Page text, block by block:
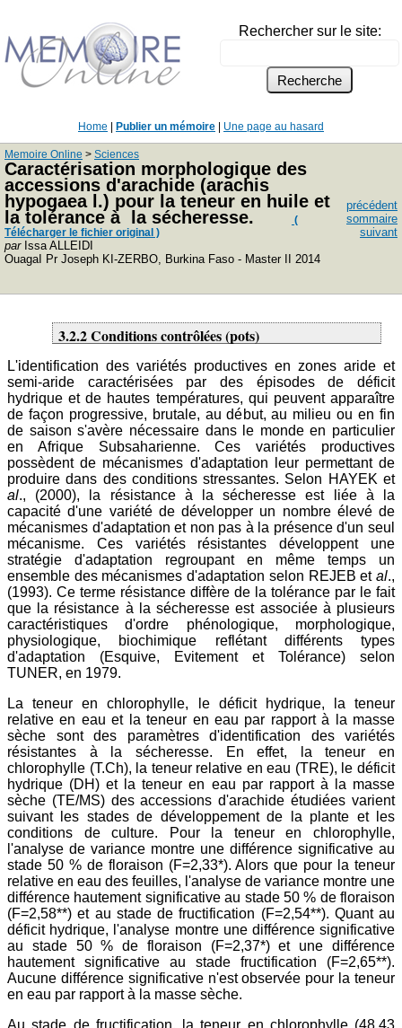
Rechercher sur le site:
Home Publier un mémoire Une page au hasard
Memoire Online > Sciences
Caractérisation morphologique des
accessions d'arachide (arachis
hypogaea l.) pour la teneur en huile et
la tolérance à la sécheresse.
(
Télécharger le fichier original )
parIssa ALLEIDI
OuagaI Pr Joseph KI-ZERBO, Burkina Faso - Master II 2014
précédent
sommaire
suivant
3.2.2 Conditions contrôlées (pots)
L'identification des variétés productives en zones aride et
semi-aride caractérisées par des épisodes de déficit
hydrique et de hautes températures, qui peuvent apparaître
de façon progressive, brutale, au début, au milieu ou en fin
de saison s'avère nécessaire dans le monde en particulier
en Afrique Subsaharienne. Ces variétés productives
possèdent de mécanismes d'adaptation leur permettant de
produire dans des conditions stressantes. Selon HAYEK et
al., (2000), la résistance à la sécheresse est liée à la
capacité d'une variété de développer un nombre élevé de
mécanismes d'adaptation et non pas à la présence d'un seul
mécanisme. Ces variétés résistantes développent une
stratégie d'adaptation regroupant en même temps un
ensemble des mécanismes d'adaptation selon REJEB et al.,
(1993). Ce terme résistance diffère de la tolérance par le fait
que la résistance à la sécheresse est associée à plusieurs
caractéristiques d'ordre phénologique, morphologique,
physiologique, biochimique reflétant différents types
d'adaptation (Esquive, Evitement et Tolérance) selon
TUNER, en 1979.
La teneur en chlorophylle, le déficit hydrique, la teneur
relative en eau et la teneur en eau par rapport à la masse
sèche sont des paramètres d'identification des variétés
résistantes à la sécheresse. En effet, la teneur en
chlorophylle (T.Ch), la teneur relative en eau (TRE), le déficit
hydrique (DH) et la teneur en eau par rapport à la masse
sèche (TE/MS) des accessions d'arachide étudiées varient
suivant les stades de développement de la plante et les
conditions de culture. Pour la teneur en chlorophylle,
l'analyse de variance montre une différence significative au
stade 50 % de floraison (F=2,33*). Alors que pour la teneur
relative en eau des feuilles, l'analyse de variance montre une
différence hautement significative au stade 50 % de floraison
(F=2,58**) et au stade de fructification (F=2,54**). Quant au
déficit hydrique, l'analyse montre une différence significative
au stade 50 % de floraison (F=2,37*) et une différence
hautement significative au stade fructification (F=2,65**).
Aucune différence significative n'est observée pour la teneur
en eau par rapport à la masse sèche.
Au stade de fructification, la teneur en chlorophylle (48,43